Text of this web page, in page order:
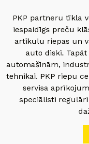
PKP partneru tīkla
iespaidīgs preču
artikulu riepas un
auto diski.
automašīnām,
tehnikai. PKP riepu
servisa
speciālisti